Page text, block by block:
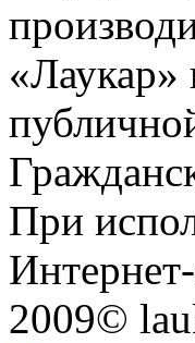
«Лаукар»
При
2009©